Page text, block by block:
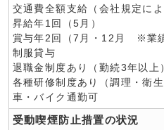
交通費全額支給（会社規定によ
昇給年1回（5月）
賞与年2回（7月・12月 ※業績
制服貸与
退職金制度あり（勤続3年以上
各種研修制度あり（調理・衛生
車・バイク通勤可
受動喫煙防止措置の状況